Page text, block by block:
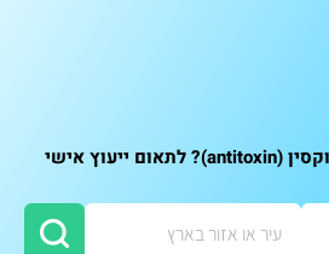
רוצה להתייעץ על אנטיטוקסין (antitoxin)? לתאום ייעוץ אישי